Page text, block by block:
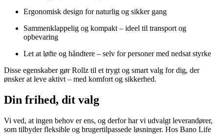
Ergonomisk design for naturlig og sikker gang
Sammenklappelig og kompakt – ideel til transport og
opbevaring
Let at løfte og håndtere – selv for personer med nedsat styrke
Disse egenskaber gør Rollz til et trygt og smart valg for dig, der
ønsker at leve aktivt – med komfort og sikkerhed.
Din frihed, dit valg
Vi ved, at ingen behov er ens, og derfor har vi udvalgt leverandører,
som tilbyder fleksible og brugertilpassede løsninger. Hos Bano Life